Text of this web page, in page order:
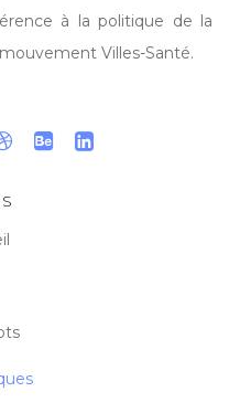
à la politique de la
Villes-Santé.